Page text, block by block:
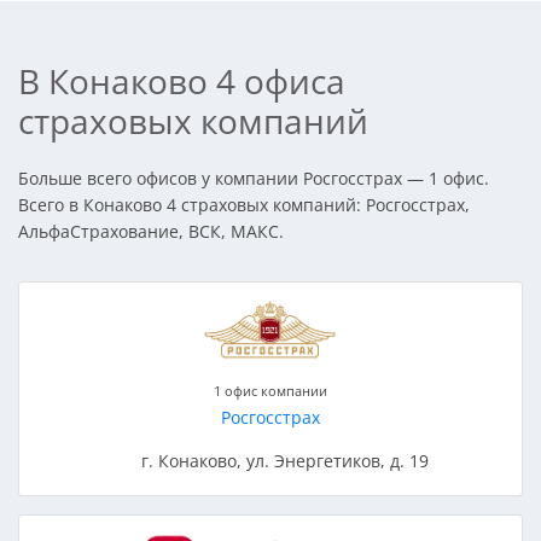
В Конаково 4 офиса
страховых компаний
Больше всего офисов у компании Росгосстрах — 1 офис.
Всего в Конаково 4 страховых компаний: Росгосстрах,
АльфаСтрахование, ВСК, МАКС.
1 офис компании
Росгосстрах
г. Конаково, ул. Энергетиков, д. 19